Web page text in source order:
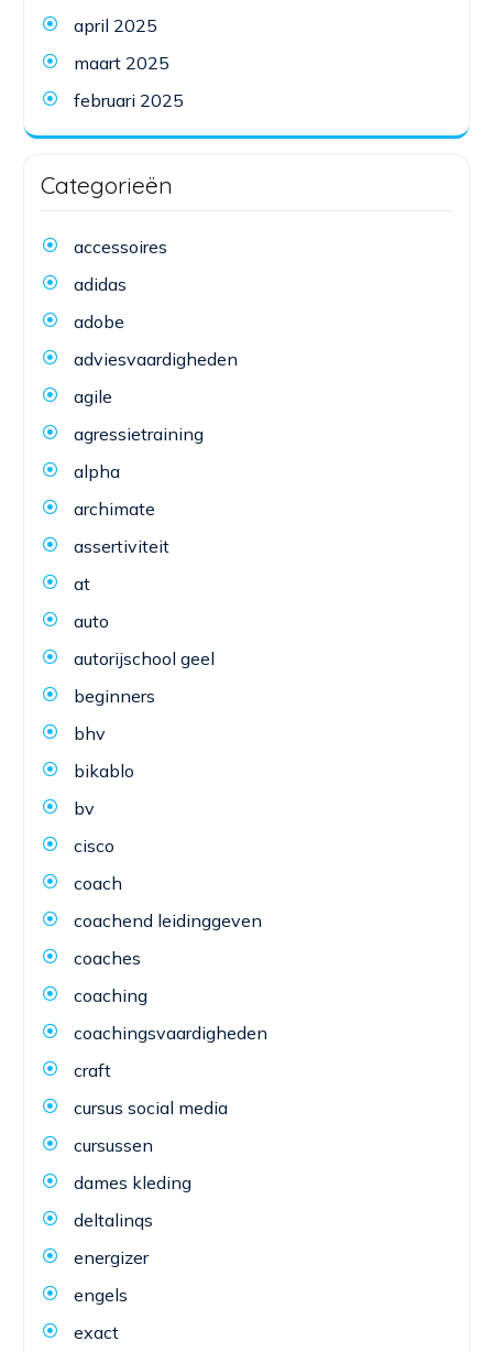
april 2025
maart 2025
februari 2025
Categorieën
accessoires
adidas
adobe
adviesvaardigheden
agile
agressietraining
alpha
archimate
assertiviteit
at
auto
autorijschool geel
beginners
bhv
bikablo
bv
cisco
coach
coachend leidinggeven
coaches
coaching
coachingsvaardigheden
craft
cursus social media
cursussen
dames kleding
deltalinqs
energizer
engels
exact